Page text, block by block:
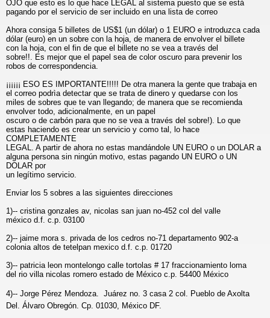
OJO que esto es lo que hace LEGAL al sistema puesto que se está
pagando por el servicio de ser incluido en una lista de correo
Ahora consiga 5 billetes de US$1 (un dólar) o 1 EURO e introduzca cada
dólar (euro) en un sobre con la hoja, de manera de envolver el billete
con la hoja, con el fin de que el billete no se vea a través del
sobre!!. Es mejor que el papel sea de color oscuro para prevenir los
robos de correspondencia.
¡¡¡¡¡¡ ESO ES IMPORTANTE!!!!! De otra manera la gente que trabaja en
el correo podrìa detectar que se trata de dinero y quedarse con los
miles de sobres que te van llegando; de manera que se recomienda
envolver todo, adicionalmente, en un papel
oscuro o de carbón para que no se vea a través del sobre!). Lo que
estas haciendo es crear un servicio y como tal, lo hace
COMPLETAMENTE
LEGAL. A partir de ahora no estas mandándole UN EURO o un DOLAR a
alguna persona sin ningún motivo, estas pagando UN EURO o UN
DOLAR por
un legítimo servicio.
Enviar los 5 sobres a las siguientes direcciones
1)-- cristina gonzales av, nicolas san juan no-452 col del valle
méxico d.f. c.p. 03100
2)-- jaime mora s. privada de los cedros no-71 departamento 902-a
colonia altos de tetelpan mexico d.f. c.p. 01720
3)-- patricia leon montelongo calle tortolas # 17 fraccionamiento loma
del rio villa nicolas romero estado de México c.p. 54400 México
4)-- Jorge Pérez Mendoza.  Juárez no. 3 casa 2 col. Pueblo de Axolta
Del. Álvaro Obregón. Cp. 01030, México DF.